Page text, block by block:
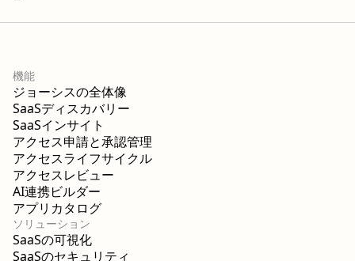
機能
ジョーシスの全体像
SaaSディスカバリー
SaaSインサイト
アクセス申請と承認管理
アクセスライフサイクル
アクセスレビュー
AI連携ビルダー
アプリカタログ
ソリューション
SaaSの可視化
SaaSのセキュリティ